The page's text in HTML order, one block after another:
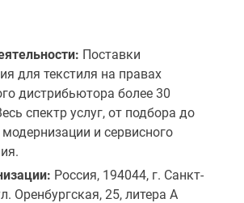
Поставки
для текстиля на правах
дистрибьютора более 30
спектр услуг, от подбора до
и сервисного
Россия, 194044, г. Санкт-
Оренбургская, 25, литера А